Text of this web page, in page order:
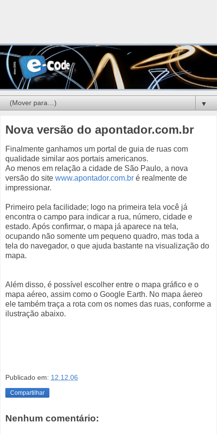
▼
Nova versão do apontador.com.br
Finalmente ganhamos um portal de guia de ruas com
qualidade similar aos portais americanos.
Ao menos em relação a cidade de São Paulo, a nova
versão do site www.apontador.com.br é realmente de
impressionar.
Primeiro pela facilidade; logo na primeira tela você já
encontra o campo para indicar a rua, número, cidade e
estado. Após confirmar, o mapa já aparece na tela,
ocupando não somente um pequeno quadro, mas toda a
tela do navegador, o que ajuda bastante na visualização do
mapa.
Além disso, é possível escolher entre o mapa gráfico e o
mapa aéreo, assim como o Google Earth. No mapa áereo
ele também traça a rota com os nomes das ruas, conforme a
ilustração abaixo.
Publicado em: 12.12.06
Compartilhar
Nenhum comentário: